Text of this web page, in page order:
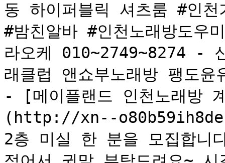
동 하이퍼블릭 셔츠룸 #인천
#밤친알바 #인천노래방도
라오케 010~2749~8274 -
래클럽 앤쇼부노래방 팽도윤
- [메이플랜드 인천노래방
(http://xn--
2층 미실 한 분을 모집합